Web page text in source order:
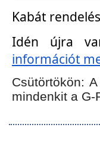
Kabát
Idén újra
információt
Csütörtökön:A
mindenkit a G-